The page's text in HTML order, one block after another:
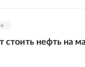
стоить нефть на